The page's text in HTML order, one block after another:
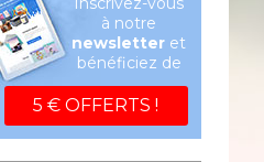
à notre
newsletter et
bénéficiez de
5 € OFFERTS !